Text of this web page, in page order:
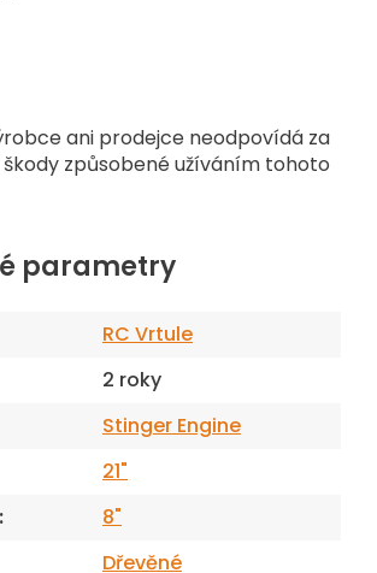
ani prodejce neodpovídá za
způsobené užíváním tohoto
parametry
RC Vrtule
2 roky
Stinger Engine
21"
:
8"
Dřevěné